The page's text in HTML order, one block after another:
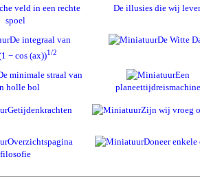
veld in een rechte
spoel
De illusies die wij
De integraal van
− cos (ax))1/2
De Witte
minimale straal van
holle bol
Een
planeettijdreismachine
Getijdenkrachten Zijn wij vroeg
Overzichtspagina
filosofie
Doneer enkele